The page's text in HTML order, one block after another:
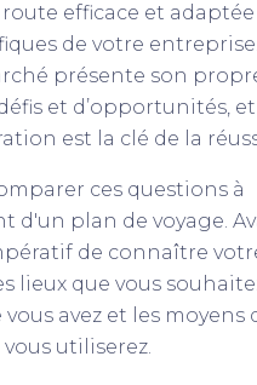
efficace et adaptée
de votre
présente son
et d’opportunités,
est la clé de la
ces questions à
d'un plan de voyage.
de connaître
lieux que vous
avez et les moyens
utiliserez.